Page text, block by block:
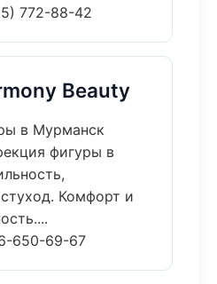
772-88-42
Beauty
в Мурманск
фигуры в
Комфорт и
650-69-67